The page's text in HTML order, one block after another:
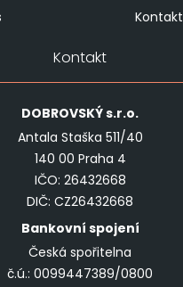
Kontakt
Kontakt
DOBROVSKÝs.r.o.
Antala Staška 511/40
140 00 Praha 4
IČO: 26432668
DIČ: CZ26432668
Bankovní spojení
Česká spořitelna
č.ú.: 0099447389/0800